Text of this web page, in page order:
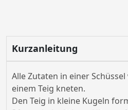
Kurzanleitung
Alle Zutaten in einer
einem Teig kneten.
Den Teig in kleine Kugeln